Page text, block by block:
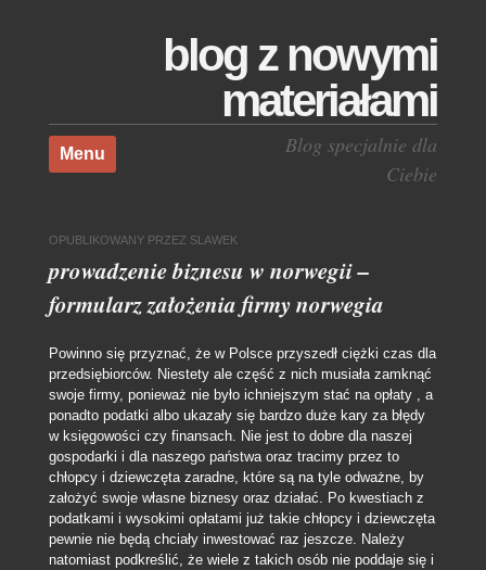
blog z nowymi
materiałami
Blog specjalnie dla
Ciebie
Menu
Skocz do treści
OPUBLIKOWANY PRZEZ SLAWEK
prowadzenie biznesu w norwegii –
formularz założenia firmy norwegia
Powinno się przyznać, że w Polsce przyszedł ciężki czas dla
przedsiębiorców. Niestety ale część z nich musiała zamknąć
swoje firmy, ponieważ nie było ichniejszym stać na opłaty , a
ponadto podatki albo ukazały się bardzo duże kary za błędy
w księgowości czy finansach. Nie jest to dobre dla naszej
gospodarki i dla naszego państwa oraz tracimy przez to
chłopcy i dziewczęta zaradne, które są na tyle odważne, by
założyć swoje własne biznesy oraz działać. Po kwestiach z
podatkami i wysokimi opłatami już takie chłopcy i dziewczęta
pewnie nie będą chciały inwestować raz jeszcze. Należy
natomiast podkreślić, że wiele z takich osób nie poddaje się i